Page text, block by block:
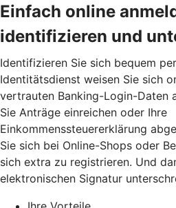
Einfach online
identifizieren und
Identifizieren Sie sich bequem
Identitätsdienst weisen Sie sich
vertrauten Banking-Login-Daten
Sie Anträge einreichen oder Ihre
Einkommenssteuererklärung
Sie sich bei Online-Shops oder
sich extra zu registrieren. Und
elektronischen Signatur